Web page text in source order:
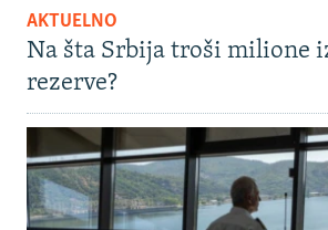
AKTUELNO
Na šta Srbija troši milione
rezerve?